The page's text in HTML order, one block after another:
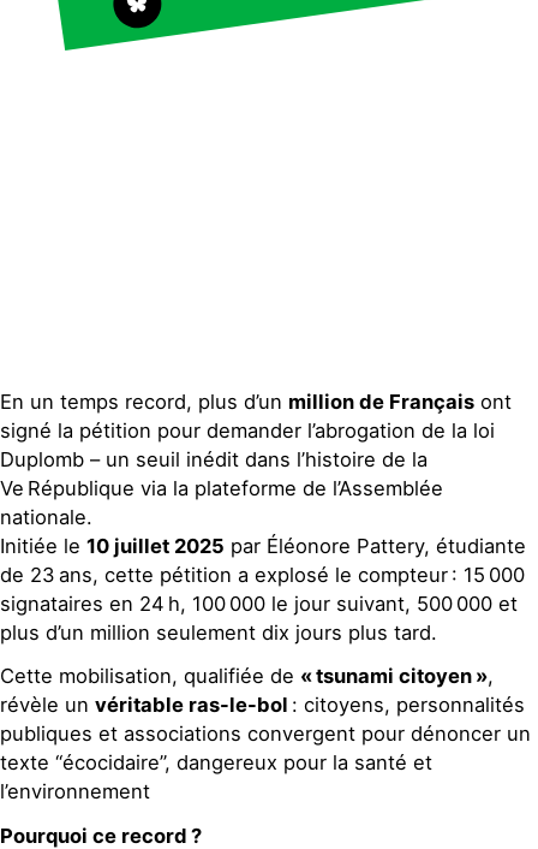
Transmettre tout ou
partie de son
En un temps record, plus d’un million de Français ont
signé la pétition pour demander l’abrogation de la loi
Duplomb – un seuil inédit dans l’histoire de la
Ve République via la plateforme de l’Assemblée
nationale.
Initiée le 10 juillet 2025 par Éléonore Pattery, étudiante
de 23 ans, cette pétition a explosé le compteur : 15 000
signataires en 24 h, 100 000 le jour suivant, 500 000 et
plus d’un million seulement dix jours plus tard.
Cette mobilisation, qualifiée de « tsunami citoyen »,
révèle un véritable ras-le-bol : citoyens, personnalités
publiques et associations convergent pour dénoncer un
texte “écocidaire”, dangereux pour la santé et
l’environnement
Pourquoi ce record ?